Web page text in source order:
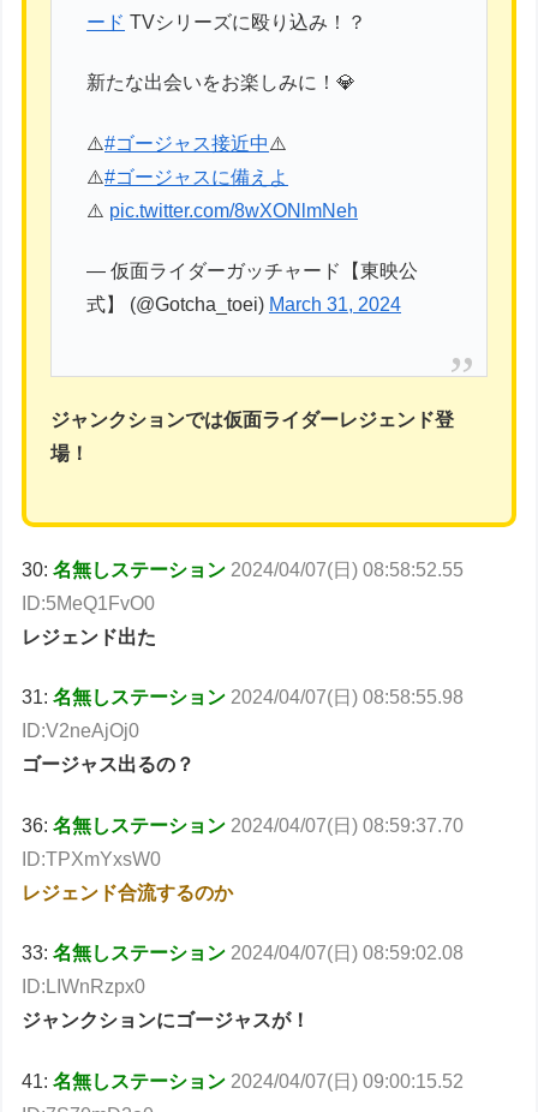
ード TVシリーズに殴り込み！？
新たな出会いをお楽しみに！💎
⚠️#ゴージャス接近中⚠️
⚠️#ゴージャスに備えよ
⚠️ pic.twitter.com/8wXONlmNeh
— 仮面ライダーガッチャード【東映公
式】 (@Gotcha_toei) March 31, 2024
ジャンクションでは仮面ライダーレジェンド登
場！
30:名無しステーション 2024/04/07(日) 08:58:52.55
ID:5MeQ1FvO0
レジェンド出た
31:名無しステーション 2024/04/07(日) 08:58:55.98
ID:V2neAjOj0
ゴージャス出るの？
36:名無しステーション 2024/04/07(日) 08:59:37.70
ID:TPXmYxsW0
レジェンド合流するのか
33:名無しステーション 2024/04/07(日) 08:59:02.08
ID:LIWnRzpx0
ジャンクションにゴージャスが！
41:名無しステーション 2024/04/07(日) 09:00:15.52